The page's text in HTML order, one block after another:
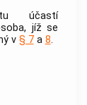
účastí
jíž se
v § 7a 8.